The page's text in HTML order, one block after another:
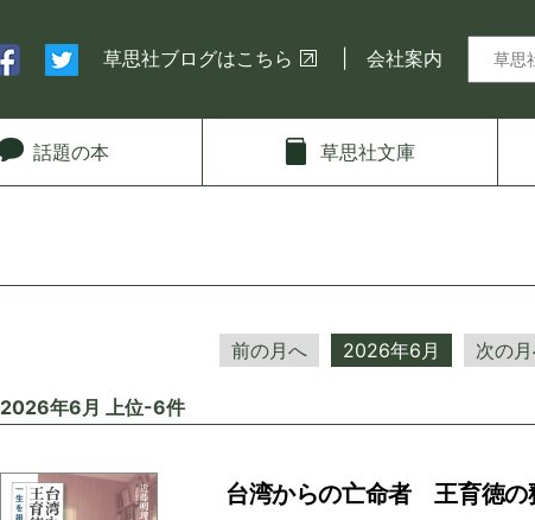
草思社ブログはこちら 会社案内
話題の本 草思社文庫
前の月へ 2026年6月 次の
2026年6月 上位-6件
台湾からの亡命者 王育徳の